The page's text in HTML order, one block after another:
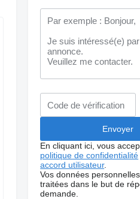
En cliquant ici, vous
politique de confidentialité
accord utilisateur.
Vos données
traitées dans le but de
demande.